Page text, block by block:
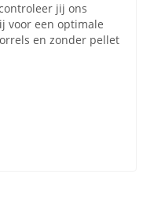
jij ons
voor een optimale
en zonder pellet